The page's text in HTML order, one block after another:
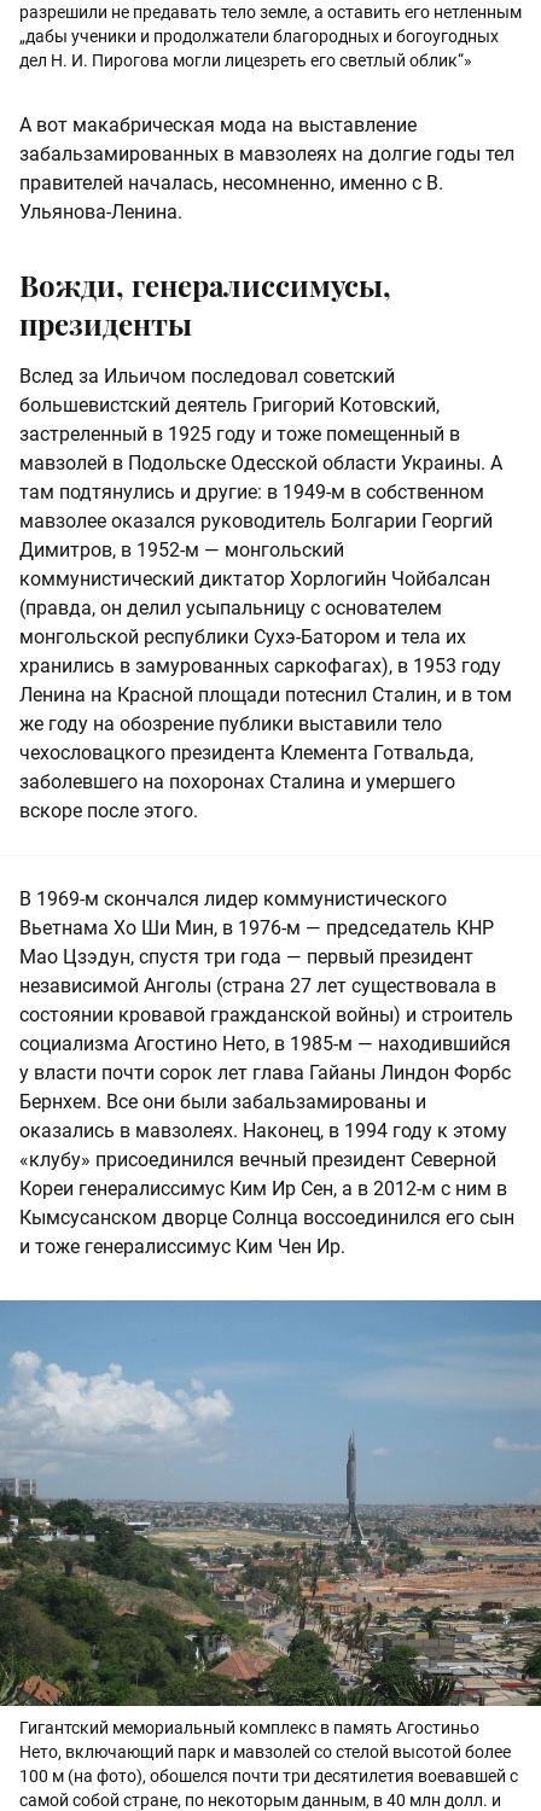
разрешили не предавать тело земле, а оставить его нетленным
„дабы ученики и продолжатели благородных и богоугодных
дел Н. И. Пирогова могли лицезреть его светлый облик“»
А вот макабрическая мода на выставление
забальзамированных в мавзолеях на долгие годы тел
правителей началась, несомненно, именно с В.
Ульянова-Ленина.
Вожди, генералиссимусы,
президенты
Вслед за Ильичом последовал советский
большевистский деятель Григорий Котовский,
застреленный в 1925 году и тоже помещенный в
мавзолей в Подольске Одесской области Украины. А
там подтянулись и другие: в 1949-м в собственном
мавзолее оказался руководитель Болгарии Георгий
Димитров, в 1952-м — монгольский
коммунистический диктатор Хорлогийн Чойбалсан
(правда, он делил усыпальницу с основателем
монгольской республики Сухэ-Батором и тела их
хранились в замурованных саркофагах), в 1953 году
Ленина на Красной площади потеснил Сталин, и в том
же году на обозрение публики выставили тело
чехословацкого президента Клемента Готвальда,
заболевшего на похоронах Сталина и умершего
вскоре после этого.
В 1969-м скончался лидер коммунистического
Вьетнама Хо Ши Мин, в 1976-м — председатель КНР
Мао Цзэдун, спустя три года — первый президент
независимой Анголы (страна 27 лет существовала в
состоянии кровавой гражданской войны) и строитель
социализма Агостино Нето, в 1985-м — находившийся
у власти почти сорок лет глава Гайаны Линдон Форбс
Бернхем. Все они были забальзамированы и
оказались в мавзолеях. Наконец, в 1994 году к этому
«клубу» присоединился вечный президент Северной
Кореи генералиссимус Ким Ир Сен, а в 2012-м с ним в
Кымсусанском дворце Солнца воссоединился его сын
и тоже генералиссимус Ким Чен Ир.
Гигантский мемориальный комплекс в память Агостиньо
Нето, включающий парк и мавзолей со стелой высотой более
100 м (на фото), обошелся почти три десятилетия воевавшей с
самой собой стране, по некоторым данным, в 40 млн долл. и